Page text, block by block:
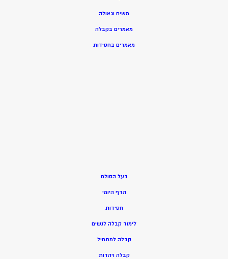
משיח וגאולה
מאמרים בקבלה
מאמרים בחסידות
בעל הסולם
הדף היומי
חסידות
לימוד קבלה לנשים
קבלה למתחיל
קבלה ויהדות